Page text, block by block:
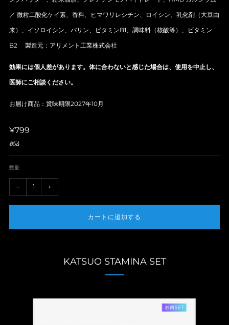
／ 微粒二酸化ケイ素、香料、ヒマワリレシチン、ロイシン、乳化剤（大豆由
来）、イソロイシン、バリン、ビタミンB1、調味料（核酸等）、ビタミン
B2 製造元：アリメント工業株式会社
効果には個人差があります。体に合わないと感じた場合は、使用を中止し、
医師にご相談ください。
お届け商品：賞味期限2027年10月
定
価
¥799
税込
数量:
−+1 +-1
カートに追加する
KATSUO STAMINA SET